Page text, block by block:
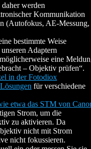
werden
Kommunikation
(Autofokus, AE-Messung,
bestimmte Weise
Adaptern
eine
– Objektiv prüfen“.
in der Fotodiox
für verschiedene
etwa das STM von
Strom, um die
zu aktivieren. Da
nicht mit Strom
nicht fokussieren.